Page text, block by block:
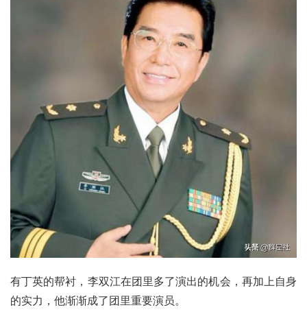
有丁英的帮衬，李双江在团里多了演出的机会，再加上自身
的实力，他渐渐成了团里重要演员。